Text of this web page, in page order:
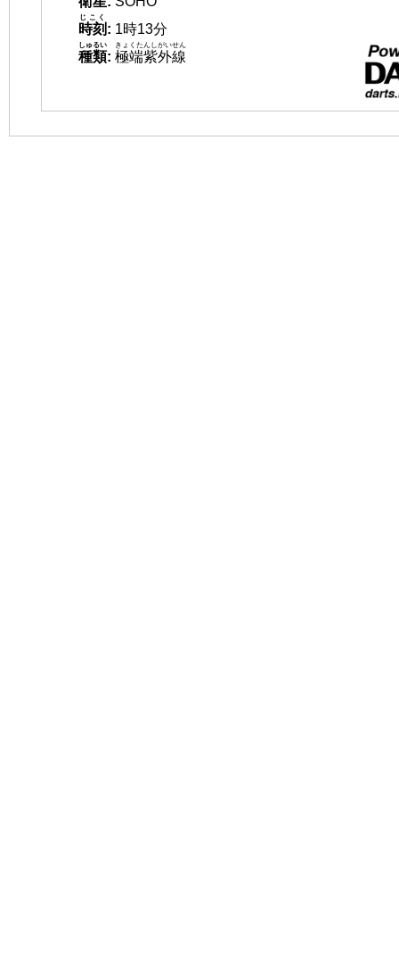
時刻
じこく
: 1時13分
種類
しゅるい
: 極端紫外線
きょくたんしがいせん